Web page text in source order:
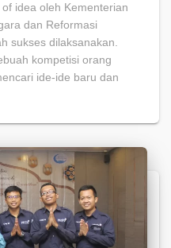
idea oleh Kementerian
dan Reformasi
sukses dilaksanakan.
kompetisi orang
ide-ide baru dan